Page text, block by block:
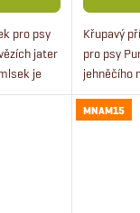
pro psy
jater
je
na
za
Křupavý
pro psy
jehněčího
rýže.
psy
MNAM15